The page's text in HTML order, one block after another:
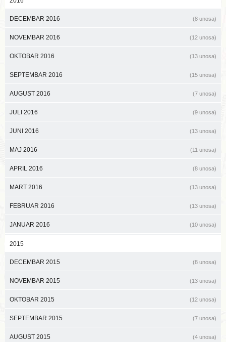
DECEMBAR 2016 (8 unosa)
NOVEMBAR 2016 (12 unosa)
OKTOBAR 2016 (13 unosa)
SEPTEMBAR 2016 (15 unosa)
AUGUST 2016 (7 unosa)
JULI 2016 (9 unosa)
JUNI 2016 (13 unosa)
MAJ 2016 (11 unosa)
APRIL 2016 (8 unosa)
MART 2016 (13 unosa)
FEBRUAR 2016 (13 unosa)
JANUAR 2016 (10 unosa)
2015
DECEMBAR 2015 (8 unosa)
NOVEMBAR 2015 (13 unosa)
OKTOBAR 2015 (12 unosa)
SEPTEMBAR 2015 (7 unosa)
AUGUST 2015 (4 unosa)